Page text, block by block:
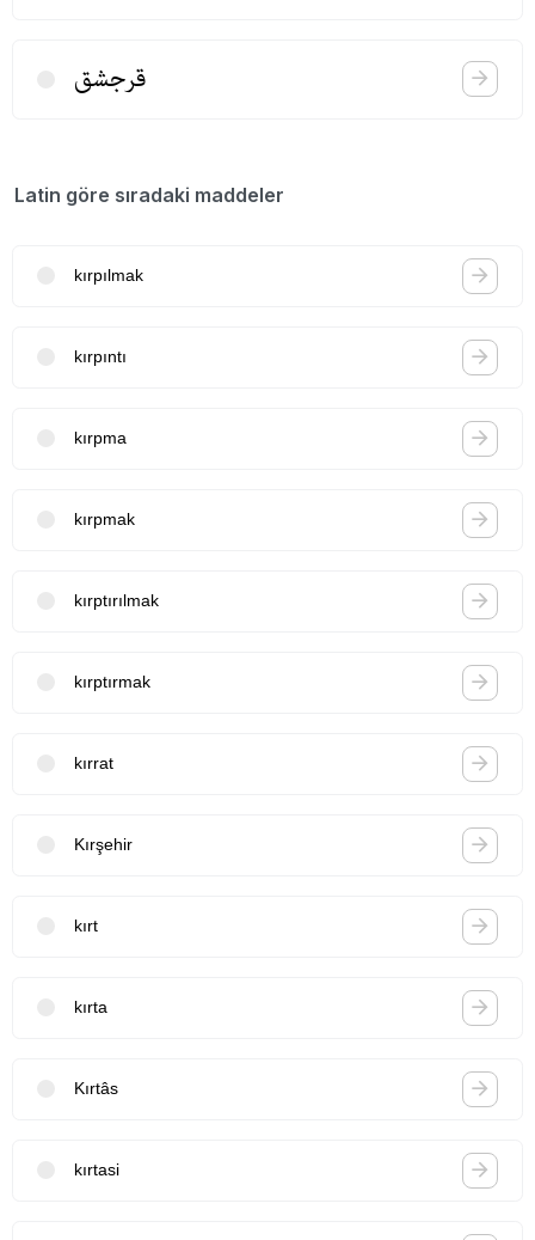
قرجشق
Latin göre sıradaki maddeler
kırpılmak
kırpıntı
kırpma
kırpmak
kırptırılmak
kırptırmak
kırrat
Kırşehir
kırt
kırta
Kırtâs
kırtasi